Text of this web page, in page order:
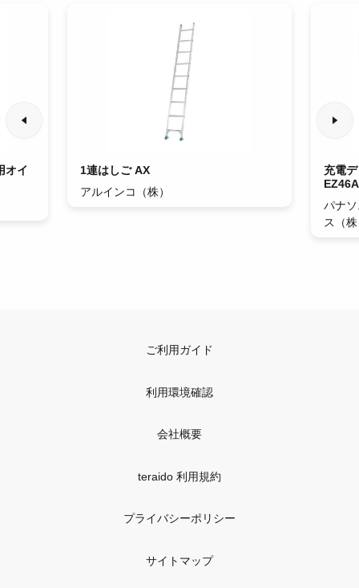
オイ
1連はしご AX
アルインコ（株）
充電
パナ
ス（
ご利用ガイド
利用環境確認
会社概要
teraido 利用規約
プライバシーポリシー
サイトマップ